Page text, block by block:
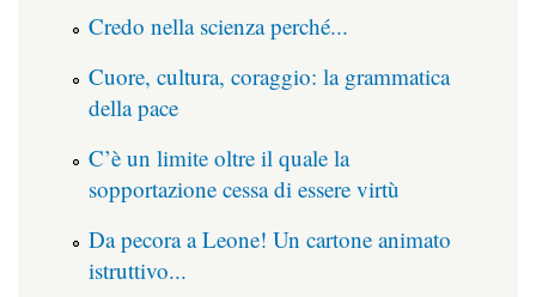
Credo nella scienza perché...
Cuore, cultura, coraggio: la grammatica
della pace
C’è un limite oltre il quale la
sopportazione cessa di essere virtù
Da pecora a Leone! Un cartone animato
istruttivo...